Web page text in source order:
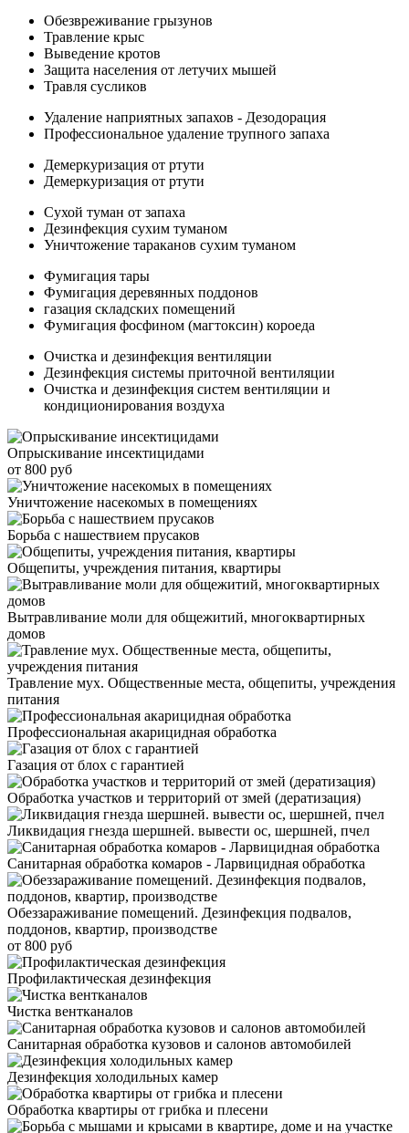
Обезвреживание грызунов
Травление крыс
Выведение кротов
Защита населения от летучих мышей
Травля сусликов
Удаление наприятных запахов - Дезодорация
Профессиональное удаление трупного запаха
Демеркуризация от ртути
Демеркуризация от ртути
Сухой туман от запаха
Дезинфекция сухим туманом
Уничтожение тараканов сухим туманом
Фумигация тары
Фумигация деревянных поддонов
газация складских помещений
Фумигация фосфином (магтоксин) короеда
Очистка и дезинфекция вентиляции
Дезинфекция системы приточной вентиляции
Очистка и дезинфекция систем вентиляции и
кондиционирования воздуха
Опрыскивание инсектицидами
от 800 руб
Уничтожение насекомых в помещениях
Борьба с нашествием прусаков
Общепиты, учреждения питания, квартиры
Вытравливание моли для общежитий, многоквартирных
домов
Травление мух. Общественные места, общепиты, учреждения
питания
Профессиональная акарицидная обработка
Газация от блох с гарантией
Обработка участков и территорий от змей (дератизация)
Ликвидация гнезда шершней. вывести ос, шершней, пчел
Санитарная обработка комаров - Ларвицидная обработка
Обеззараживание помещений. Дезинфекция подвалов,
поддонов, квартир, производстве
от 800 руб
Профилактическая дезинфекция
Чистка вентканалов
Санитарная обработка кузовов и салонов автомобилей
Дезинфекция холодильных камер
Обработка квартиры от грибка и плесени